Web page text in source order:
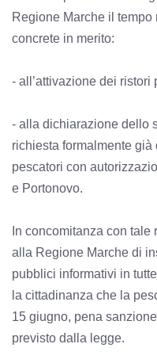
Regione Marche il
concrete in merito:
- all’attivazione dei ristori
- alla dichiarazione dello
richiesta formalmente
pescatori con
e Portonovo.
In concomitanza con
alla Regione Marche di
pubblici informativi in
la cittadinanza che la
15 giugno, pena
previsto dalla legge.